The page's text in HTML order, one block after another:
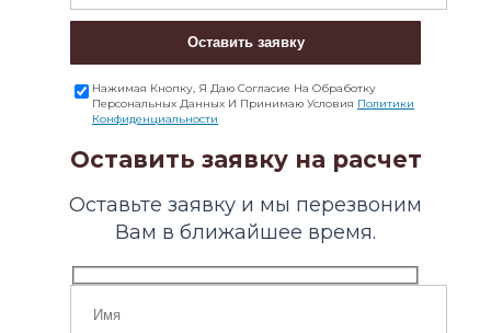
Оставить заявку
Нажимая Кнопку, Я Даю Согласие На Обработку
Персональных Данных И Принимаю Условия Политики
Конфиденциальности
Оставить заявку на расчет
Оставьте заявку и мы перезвоним
Вам в ближайшее время.